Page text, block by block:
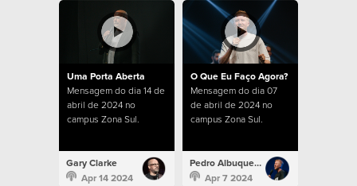
Uma Porta Aberta
Mensagem do dia 14 de
abril de 2024 no
campus Zona Sul.
Gary Clarke
Apr 14 2024
O Que Eu Faço Agora?
Mensagem do dia 07
de abril de 2024 no
campus Zona Sul.
Pedro Albuquerque
Apr 7 2024